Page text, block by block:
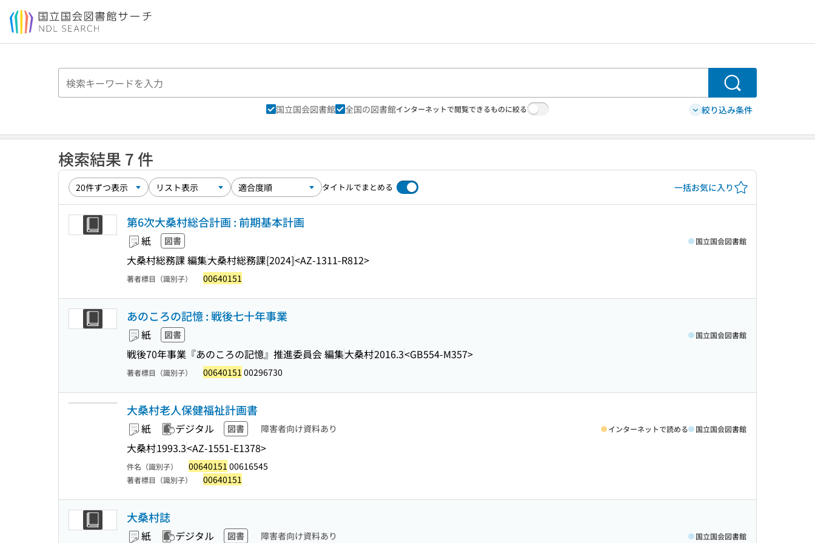
本文へ移動
検索
国立国会図書館 全国の図書館インターネットで閲覧できるものに絞る 絞り込み条件
検索結果 7 件
タイトルでまとめる 一括お気に入り
第6次大桑村総合計画 : 前期基本計画
紙 図書
大桑村総務課 編集大桑村総務課[2024]<AZ-1311-R812>
国立国会図書館
著者標目（識別子） 00640151
あのころの記憶 : 戦後七十年事業
紙 図書
戦後70年事業『あのころの記憶』推進委員会 編集大桑村2016.3<GB554-M357>
国立国会図書館
著者標目（識別子） 00640151 00296730
大桑村老人保健福祉計画書
紙 デジタル 図書 障害者向け資料あり
大桑村1993.3<AZ-1551-E1378>
インターネットで読める 国立国会図書館
件名（識別子） 00640151 00616545
著者標目（識別子） 00640151
大桑村誌
紙 デジタル 図書 障害者向け資料あり 国立国会図書館